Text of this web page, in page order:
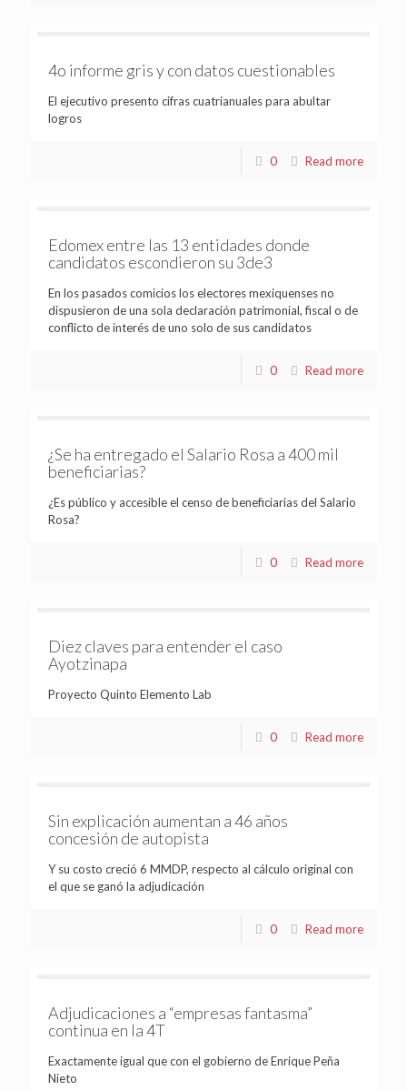
4o informe gris y con datos cuestionables
El ejecutivo presento cifras cuatrianuales para abultar
logros
0 Read more
Edomex entre las 13 entidades donde
candidatos escondieron su 3de3
En los pasados comicios los electores mexiquenses no
dispusieron de una sola declaración patrimonial, fiscal o de
conflicto de interés de uno solo de sus candidatos
0 Read more
¿Se ha entregado el Salario Rosa a 400 mil
beneficiarias?
¿Es público y accesible el censo de beneficiarias del Salario
Rosa?
0 Read more
Diez claves para entender el caso
Ayotzinapa
Proyecto Quinto Elemento Lab
0 Read more
Sin explicación aumentan a 46 años
concesión de autopista
Y su costo creció 6 MMDP, respecto al cálculo original con
el que se ganó la adjudicación
0 Read more
Adjudicaciones a “empresas fantasma”
continua en la 4T
Exactamente igual que con el gobierno de Enrique Peña
Nieto